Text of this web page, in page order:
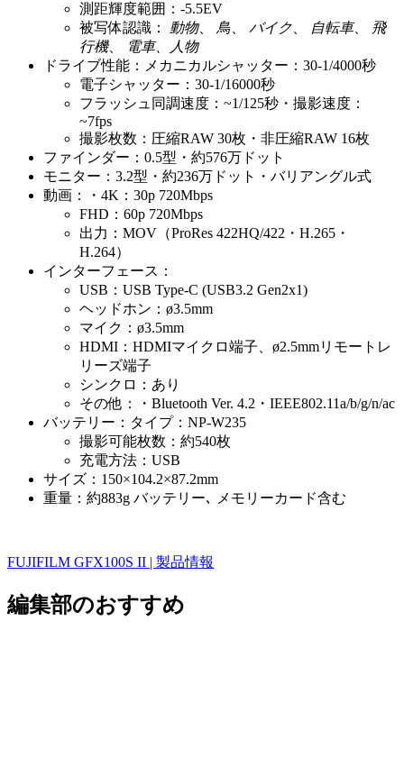
測距輝度範囲：-5.5EV
被写体認識： 動物、 鳥 バイク 自転車、
飛
行機、
電車、人物
ドライブ性能：メカニカルシャッター：30-1/4000秒
電子シャッター：30-1/16000秒
フラッシュ同調速度：~1/125秒・撮影速度：
~7fps
撮影枚数：圧縮RAW 30枚・非圧縮RAW 16枚
ファインダー：0.5型・約576万ドット
モニター：3.2型・約236万ドット・バリアングル式
動画：・4K：30p 720Mbps
FHD：60p 720Mbps
出力：MOV（ProRes 422HQ/422・H.265・
H.264）
インターフェース：
USB：USB Type-C (USB3.2 Gen2x1)
ヘッドホン：ø3.5mm
マイク：ø3.5mm
HDMI：HDMIマイクロ端子、ø2.5mmリモートレ
リーズ端子
シンクロ：あり
その他：・Bluetooth Ver. 4.2・IEEE802.11a/b/g/n/ac
バッテリー：タイプ：NP-W235
撮影可能枚数：約540枚
充電方法：USB
サイズ：150×104.2×87.2mm
重量：約883g バッテリー､ メモリーカード含む
FUJIFILM GFX100S II | 製品情報
編集部のおすすめ